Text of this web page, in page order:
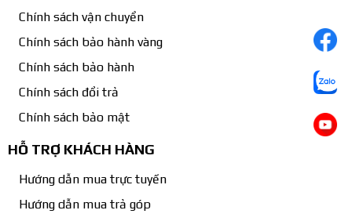
Chính sách vận chuyển
Chính sách bảo hành vàng
Chính sách bảo hành
Chính sách đổi trả
Chính sách bảo mật
HỖ TRỢ KHÁCH HÀNG
Hướng dẫn mua trực tuyến
Hướng dẫn mua trả góp